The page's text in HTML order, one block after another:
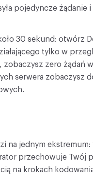
pojedyncze żądanie i
30 sekund: otwórz
tylko w
zobaczysz zero żądań
serwera zobaczysz
na jednym ekstremum:
przechowuje Twój
na krokach